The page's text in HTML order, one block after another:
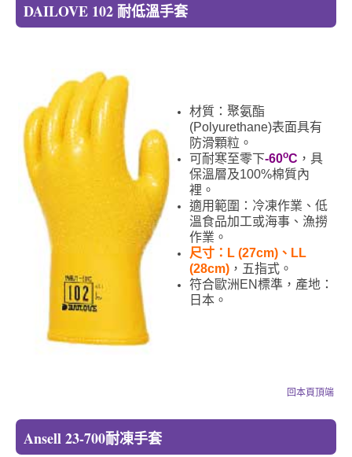
DAILOVE 102 耐低溫手套
材質：聚氨酯
(Polyurethane)表面具有
防滑顆粒。
可耐寒至零下-60oC ，具
保溫層及100%棉質內
裡。
適用範圍：冷凍作業、低
溫食品加工或海事、漁撈
作業。
尺寸：L (27cm)、LL
(28cm) ，五指式。
符合歐洲EN標準，產地：
日本。
回本頁頂端
Ansell 23-700耐凍手套